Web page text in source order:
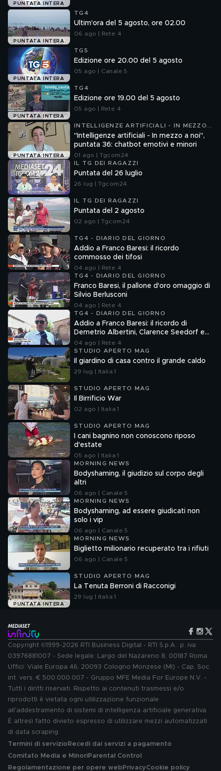
PUNTATA INTERA
PUNTATA INTERA
TG4
Ultim'ora del 5 agosto, ore 02.00
06 ago | Rete 4
PUNTATA INTERA
TG5
Edizione ore 20.00 del 5 agosto
05 ago | Canale 5
PUNTATA INTERA
TG4
Edizione ore 19.00 del 5 agosto
05 ago | Rete 4
PUNTATA INTERA
INTELLIGENZE ARTIFICIALI - IN MEZZO
A NOI
"Intelligenze artificiali - In mezzo a noi",
puntata 36: chatbot emotivi e minori
01 ago | Tgcom24
IL TG DEI RAGAZZI
Puntata del 26 luglio
26 lug | Tgcom24
IL TG DEI RAGAZZI
Puntata del 2 agosto
02 ago | Tgcom24
TG4 - DIARIO DEL GIORNO
Addio a Franco Baresi: il ricordo
commosso dei tifosi
04 ago | Rete 4
TG4 - DIARIO DEL GIORNO
Franco Baresi, il pallone d'oro omaggio di
Silvio Berlusconi
04 ago | Rete 4
TG4 - DIARIO DEL GIORNO
Addio a Franco Baresi: il ricordo di
Demetrio Albertini, Clarence Seedorf e
Giovanni Galli
04 ago | Rete 4
STUDIO APERTO MAG
Il giardino di casa contro il grande caldo
29 lug | Italia 1
STUDIO APERTO MAG
Il Birrificio War
02 ago | Italia 1
STUDIO APERTO MAG
I cani bagnino non conoscono riposo
d'estate
05 ago | Italia 1
MORNING NEWS
Bodyshaming, il giudizio sul corpo degli
altri
06 ago | Canale 5
MORNING NEWS
Bodyshaming, ad essere giudicati non
solo i vip
06 ago | Canale 5
MORNING NEWS
Biglietto milionario recuperato tra i rifiuti
06 ago | Canale 5
PUNTATA INTERA
STUDIO APERTO MAG
La Tenuta Berroni di Racconigi
29 lug | Italia 1
Copyright ©1999-2026 RTI Business Digital - RTI S.p.A.: p. iva
03976881007 - Sede legale: Largo del Nazareno 8, 00187 Roma.
Uffici: Viale Europa 46, 20093 Cologno Monzese (MI) - Cap. Soc.
int. vers. € 500.000.007 - Gruppo MFE Media For Europe N.V. -
Tutti i diritti riservati. Rispetto ai contenuti trasmessi e/o
riprodotti è vietata ogni utilizzazione funzionale
all'addestramento di sistemi di intelligenza artificiale generativa.
È altresì fatto divieto espresso di utilizzare mezzi automatizzati
di data scraping.
Termini di servizio Recedi dai servizi a pagamento
Comitato Media e MinoriParental Control
Regolamentazione per opere web PrivacyCookie policy